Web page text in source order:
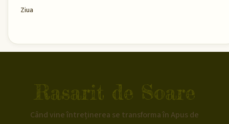
Ziua
Rasarit de Soare
Când vine întreținerea se transforma în Apus de